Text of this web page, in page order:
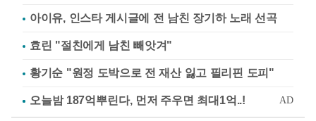
아이유, 인스타 게시글에 전 남친 장기하 노래 선곡
효린 "절친에게 남친 빼앗겨"
황기순 "원정 도박으로 전 재산 잃고 필리핀 도피"